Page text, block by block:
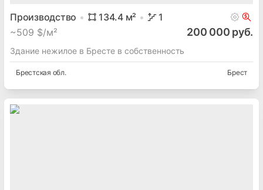
Производство 134.4м²
1
~509 $/м² 200 000 руб.
Здание нежилое в Бресте в собственность
Брестская обл. Брест